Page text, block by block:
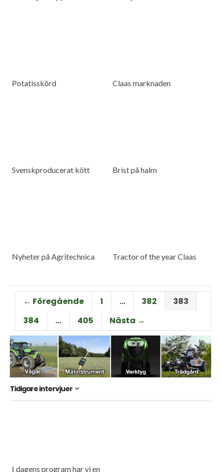
Potatisskörd Claas marknaden
Svenskproducerat kött Brist på halm
Nyheter på Agritechnica Tractor of the year Claas
← Föregående 1 … 382
383
384
… 405 Nästa →
Tidigare intervjuer
I dagens program har vi en